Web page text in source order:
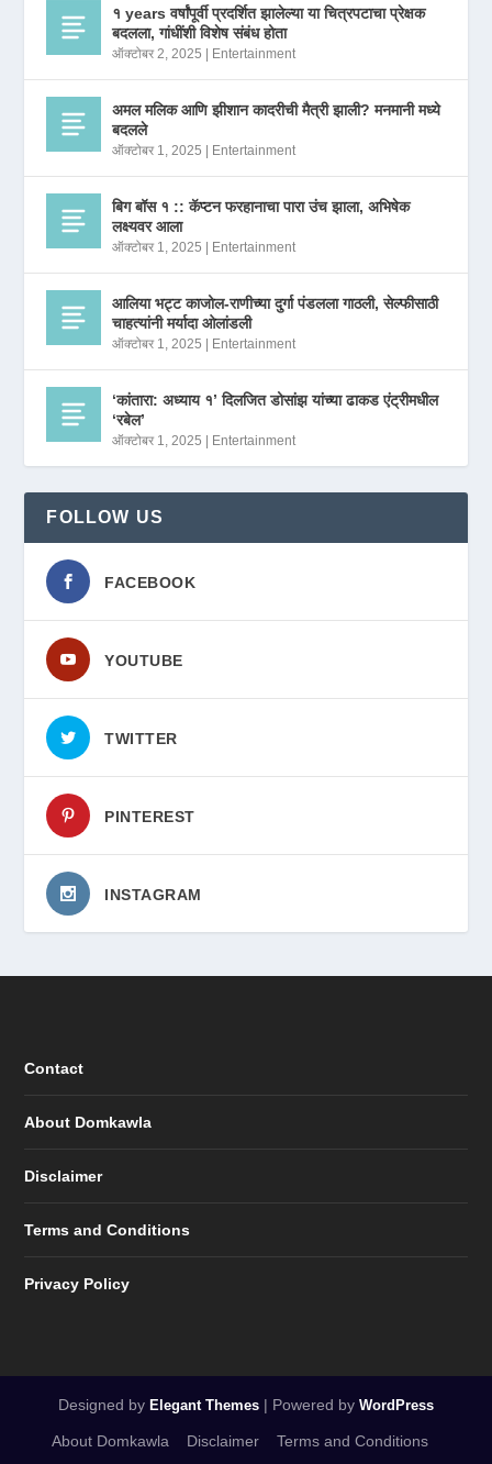
१ years वर्षांपूर्वी प्रदर्शित झालेल्या या चित्रपटाचा प्रेक्षक
बदलला, गांधींशी विशेष संबंध होता
ऑक्टोबर 2, 2025 Entertainment
अमल मलिक आणि झीशान कादरीची मैत्री झाली? मनमानी मध्ये
बदलले
ऑक्टोबर 1, 2025 Entertainment
बिग बॉस १ :: कॅप्टन फरहानाचा पारा उंच झाला, अभिषेक
लक्ष्यवर आला
ऑक्टोबर 1, 2025 Entertainment
आलिया भट्ट काजोल-राणीच्या दुर्गा पंडलला गाठली, सेल्फीसाठी
चाहत्यांनी मर्यादा ओलांडली
ऑक्टोबर 1, 2025 Entertainment
‘कांतारा: अध्याय १’ दिलजित डोसांझ यांच्या ढाकड एंट्रीमधील
‘रबेल’
ऑक्टोबर 1, 2025 Entertainment
FOLLOW US
FACEBOOK
YOUTUBE
TWITTER
PINTEREST
INSTAGRAM
Contact
About Domkawla
Disclaimer
Terms and Conditions
Privacy Policy
Designed by Elegant Themes | Powered by WordPress
About Domkawla Disclaimer Terms and Conditions